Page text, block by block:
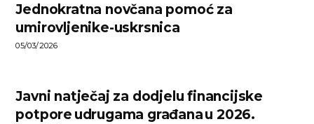
Jednokratna novčana pomoć za
umirovljenike-uskrsnica
05/03/2026
Javni natječaj za dodjelu financijske
potpore udrugama građana u 2026.